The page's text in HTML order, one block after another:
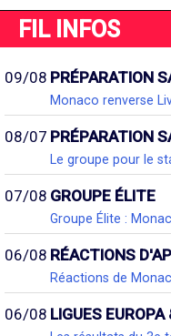
FIL INFOS
09/08 PRÉPARATION
Monaco renverse
08/07 PRÉPARATION
Le groupe pour le
07/08 GROUPE ÉLITE
Groupe Élite :
06/08 RÉACTIONS
Réactions de
06/08 LIGUES EUROPA